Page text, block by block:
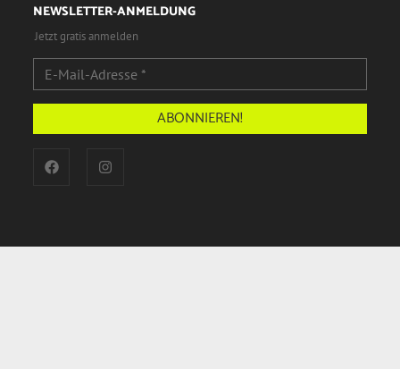
NEWSLETTER-ANMELDUNG
Jetzt gratis anmelden